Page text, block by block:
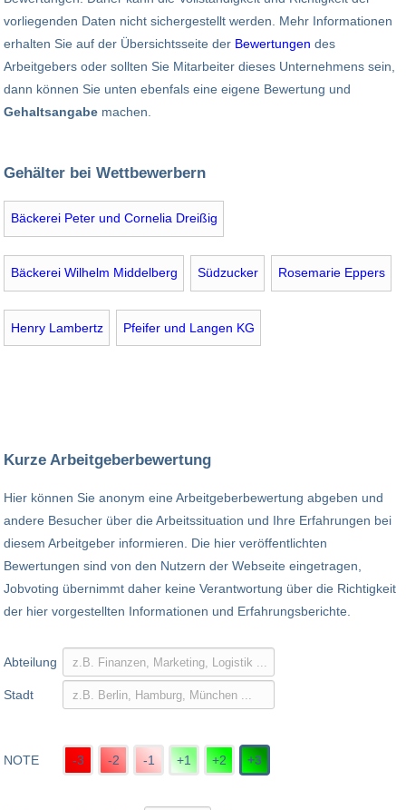
vorliegenden Daten nicht sichergestellt werden. Mehr Informationen
erhalten Sie auf der Übersichtsseite der Bewertungen des
Arbeitgebers oder sollten Sie Mitarbeiter dieses Unternehmens sein,
dann können Sie unten ebenfals eine eigene Bewertung und
Gehaltsangabe machen.
Gehälter bei Wettbewerbern
Bäckerei Peter und Cornelia Dreißig
Bäckerei Wilhelm Middelberg Südzucker Rosemarie Eppers
Henry Lambertz Pfeifer und Langen KG
Kurze Arbeitgeberbewertung
Hier können Sie anonym eine Arbeitgeberbewertung abgeben und
andere Besucher über die Arbeitssituation und Ihre Erfahrungen bei
diesem Arbeitgeber informieren. Die hier veröffentlichten
Bewertungen sind von den Nutzern der Webseite eingetragen,
Jobvoting übernimmt daher keine Verantwortung über die Richtigkeit
der hier vorgestellten Informationen und Erfahrungsberichte.
Abteilung
Stadt
NOTE -3 -2 -1 +1 +2 +3